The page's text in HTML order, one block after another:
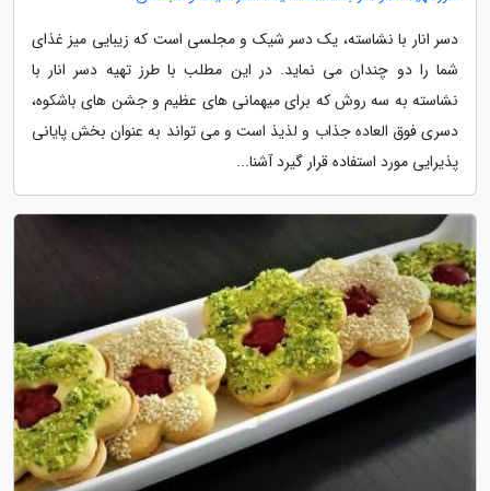
دسر انار با نشاسته، یک دسر شیک و مجلسی است که زیبایی میز غذای
شما را دو چندان می نماید. در این مطلب با طرز تهیه دسر انار با
نشاسته به سه روش که برای میهمانی های عظیم و جشن های باشکوه،
دسری فوق العاده جذاب و لذیذ است و می تواند به عنوان بخش پایانی
پذیرایی مورد استفاده قرار گیرد آشنا...